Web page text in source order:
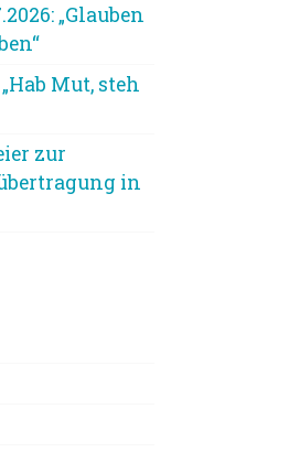
„Glauben
Mut, steh
zur
in